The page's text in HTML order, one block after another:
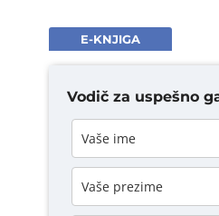
E-KNJIGA
Vodič za uspešno